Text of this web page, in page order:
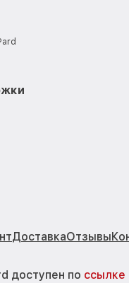
ДоставкаОтзывы
доступен по ссылке